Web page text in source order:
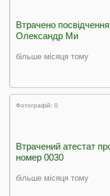
Втрачено
Олександр Ми
більше місяця тому
Фотографій: 0
Втрачений атестат
номер 0030
більше місяця тому